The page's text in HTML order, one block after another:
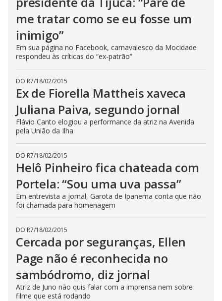
me tratar como se eu fosse um
inimigo”
Em sua página no Facebook, carnavalesco da Mocidade
respondeu às críticas do “ex-patrão”
DO R7/18/02/2015
Ex de Fiorella Mattheis xaveca
Juliana Paiva, segundo jornal
Flávio Canto elogiou a performance da atriz na Avenida
pela União da Ilha
DO R7/18/02/2015
Helô Pinheiro fica chateada com
Portela: “Sou uma uva passa”
Em entrevista a jornal, Garota de Ipanema conta que não
foi chamada para homenagem
DO R7/18/02/2015
Cercada por seguranças, Ellen
Page não é reconhecida no
sambódromo, diz jornal
Atriz de Juno não quis falar com a imprensa nem sobre
filme que está rodando